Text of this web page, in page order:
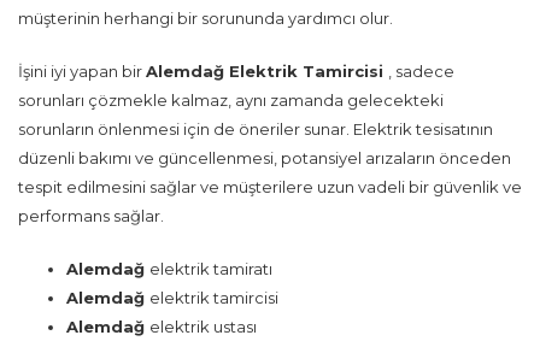
müşterinin herhangi bir sorununda yardımcı olur.
İşini iyi yapan birAlemdağ Elektrik Tamircisi
, sadece
sorunları çözmekle kalmaz, aynı zamanda gelecekteki
sorunların önlenmesi için de öneriler sunar. Elektrik tesisatının
düzenli bakımı ve güncellenmesi, potansiyel arızaların önceden
tespit edilmesini sağlar ve müşterilere uzun vadeli bir güvenlik ve
performans sağlar.
Alemdağ elektrik tamiratı
Alemdağ elektrik tamircisi
Alemdağ elektrik ustası